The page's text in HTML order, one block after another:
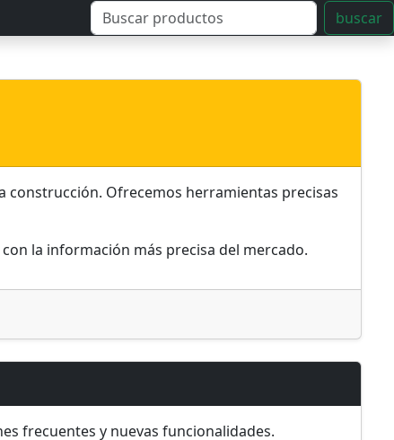
buscar
construcción. Ofrecemos herramientas precisas
la información más precisa del mercado.
frecuentes y nuevas funcionalidades.